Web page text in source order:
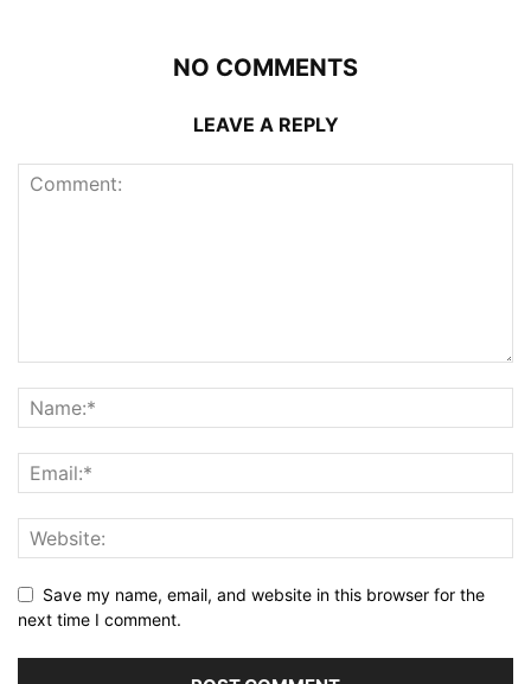
NO COMMENTS
LEAVE A REPLY
Save my name, email, and website in this browser for the
next time I comment.